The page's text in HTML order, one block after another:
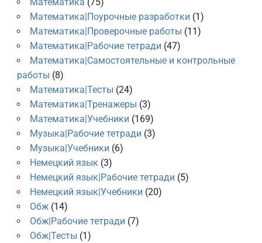
Математика (75)
Математика|Поурочные разработки (1)
Математика|Проверочные работы (11)
Математика|Рабочие тетради (47)
Математика|Самостоятельные и контрольные
работы (8)
Математика|Тесты (24)
Математика|Тренажеры (3)
Математика|Учебники (169)
Музыка|Рабочие тетради (3)
Музыка|Учебники (6)
Немецкий язык(3)
Немецкий язык|Рабочие тетради (5)
Немецкий язык|Учебники (20)
Обж(14)
Обж|Рабочие тетради (7)
Обж|Тесты (1)